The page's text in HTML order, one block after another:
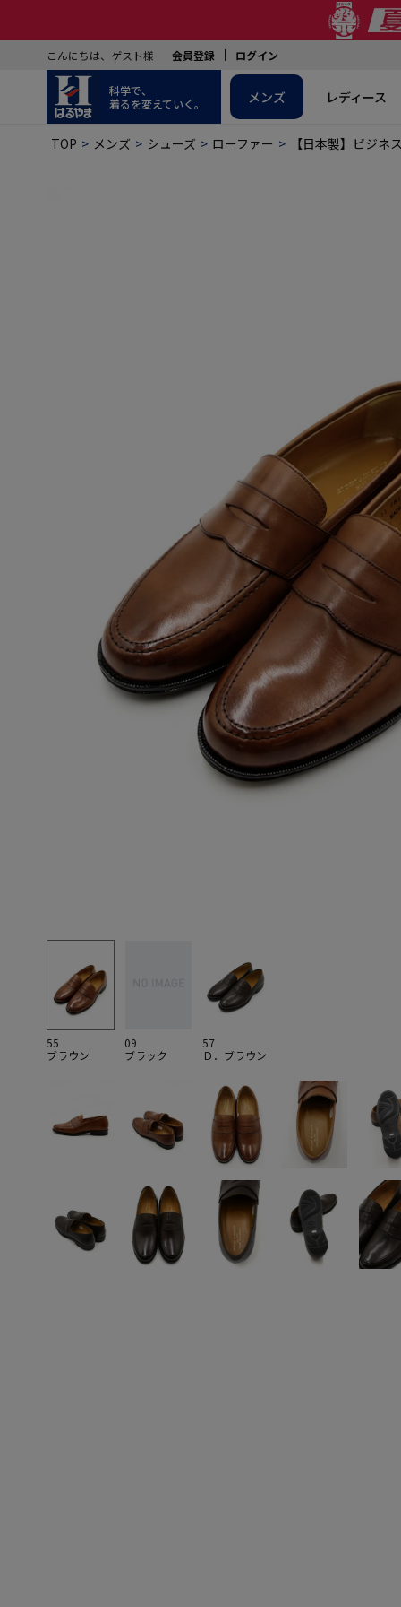
こんにちは、ゲスト様 会員登録 ログイン
科学で、
着るを変えていく。
メンズ レディース
TOP メンズ シューズ ローファー 【日本製】ビジネ
55
ブラウン
09
ブラック
57
Ｄ．ブラウン